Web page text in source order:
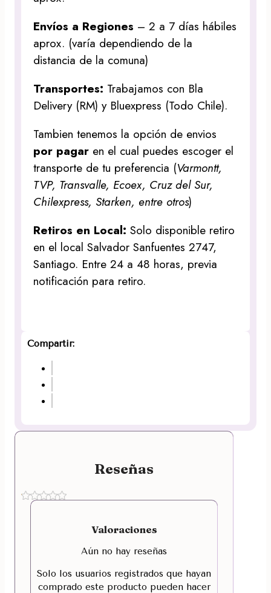
Envíos a Regiones – 2 a 7 días hábiles
aprox. (varía dependiendo de la
distancia de la comuna)
Transportes: Trabajamos con Bla
Delivery (RM) y Bluexpress (Todo Chile).
Tambien tenemos la opción de envios
por pagar en el cual puedes escoger el
transporte de tu preferencia (Varmontt,
TVP, Transvalle, Ecoex, Cruz del Sur,
Chilexpress, Starken, entre otros)
Retiros en Local:Solo disponible retiro
en el local Salvador Sanfuentes 2747,
Santiago. Entre 24 a 48 horas, previa
notificación para retiro.
Compartir:
Reseñas
Valoraciones
Aún no hay reseñas
Solo los usuarios registrados que hayan
comprado este producto pueden hacer